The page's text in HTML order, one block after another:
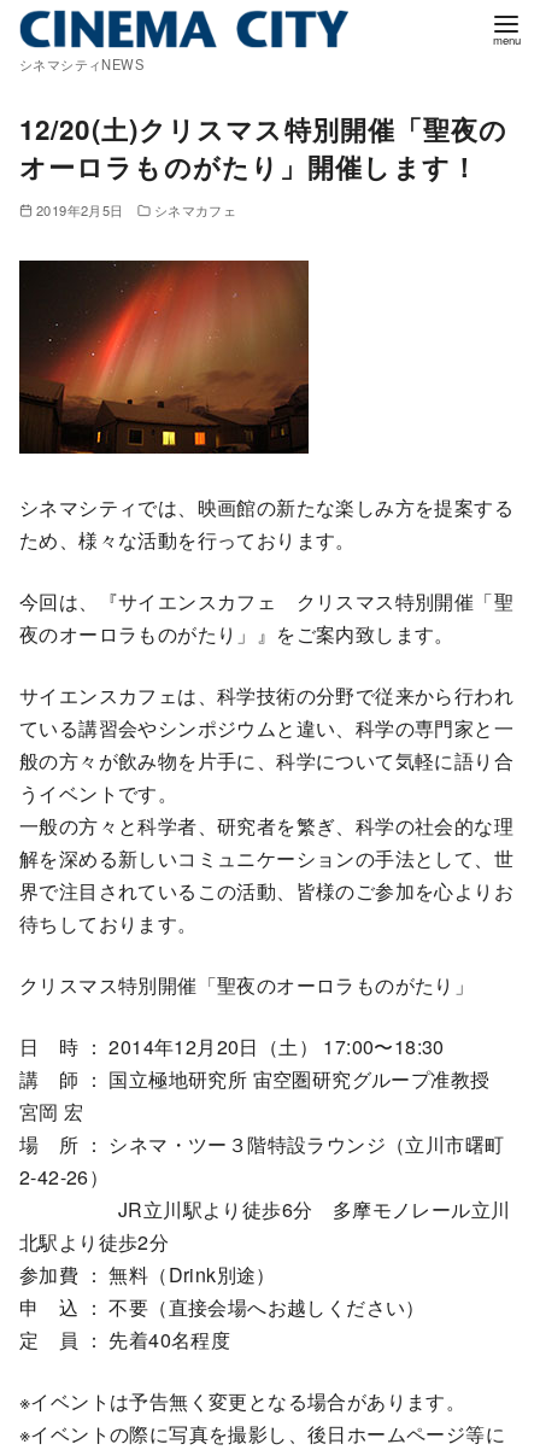
シネマシティNEWS
12/20(土)クリスマス特別開催「聖夜の
オーロラものがたり」開催します！
2019年2月5日 シネマカフェ
シネマシティでは、映画館の新たな楽しみ方を提案する
ため、様々な活動を行っております。
今回は、『サイエンスカフェ クリスマス特別開催「聖
夜のオーロラものがたり」』をご案内致します。
サイエンスカフェは、科学技術の分野で従来から行われ
ている講習会やシンポジウムと違い、科学の専門家と一
般の方々が飲み物を片手に、科学について気軽に語り合
うイベントです。
一般の方々と科学者、研究者を繁ぎ、科学の社会的な理
解を深める新しいコミュニケーションの手法として、世
界で注目されているこの活動、皆様のご参加を心よりお
待ちしております。
クリスマス特別開催「聖夜のオーロラものがたり」
日 時 ： 2014年12月20日（土） 17:00〜18:30
講 師 ： 国立極地研究所 宙空圏研究グループ准教授
宮岡 宏
場 所 ： シネマ・ツー３階特設ラウンジ（立川市曙町
2-42-26）
JR立川駅より徒歩6分 多摩モノレール立川
北駅より徒歩2分
参加費 ： 無料（Drink別途）
申 込 ： 不要（直接会場へお越しください）
定 員 ： 先着40名程度
※イベントは予告無く変更となる場合があります。
※イベントの際に写真を撮影し、後日ホームページ等に